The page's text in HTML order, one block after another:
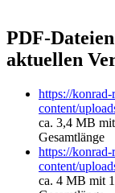
PDF-
aktuellen
https://
content/
ca. 3,4 MB
Gesamtlänge
https://
content/
ca. 4 MB mit